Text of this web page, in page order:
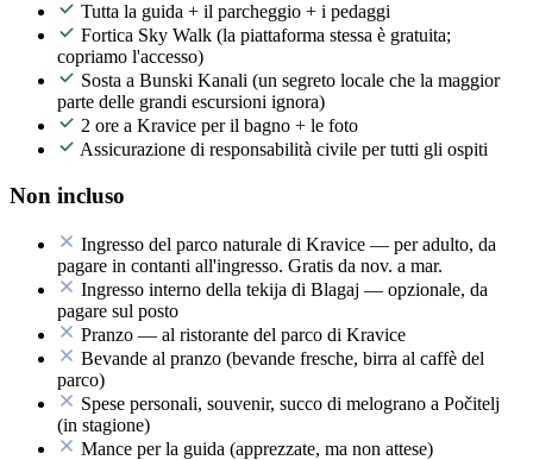
Tutta la guida + il parcheggio + i pedaggi
Fortica Sky Walk (la piattaforma stessa è gratuita;
copriamo l'accesso)
Sosta a Bunski Kanali (un segreto locale che la maggior
parte delle grandi escursioni ignora)
2 ore a Kravice per il bagno + le foto
Assicurazione di responsabilità civile per tutti gli ospiti
Non incluso
Ingresso del parco naturale di Kravice — per adulto, da
pagare in contanti all'ingresso. Gratis da nov. a mar.
Ingresso interno della tekija di Blagaj — opzionale, da
pagare sul posto
Pranzo — al ristorante del parco di Kravice
Bevande al pranzo (bevande fresche, birra al caffè del
parco)
Spese personali, souvenir, succo di melograno a Počitelj
(in stagione)
Mance per la guida (apprezzate, ma non attese)